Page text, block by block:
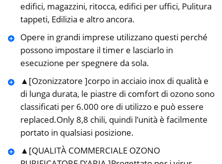
edifici, magazzini, ritocca, edifici per uffici, Pulitura
tappeti, Edilizia e altro ancora.
Opere in grandi imprese utilizzano questi perché
possono impostare il timer e lasciarlo in
esecuzione per spegnere da sola.
▲[Ozonizzatore ]corpo in acciaio inox di qualità e
di lunga durata, le piastre di comfort di ozono sono
classificati per 6.000 ore di utilizzo e può essere
replaced.Only 8,8 chili, quindi l’unità è facilmente
portato in qualsiasi posizione.
▲[QUALITÀ COMMERCIALE OZONO